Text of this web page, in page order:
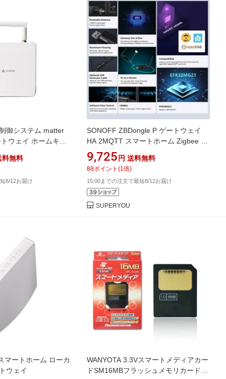
御システム matter
ウェイ ホームキッ
管理 機能 拡張
料無料
8/12お届け
SONOFF ZBDongle P ゲートウェイ
HA 2MQTT スマートホーム Zigbee ブ
リッジ USB ドングル インテリジェン
ト ホーム コントロール システム スマ
ート ホーム デバイス ホーム オートメ
ーション 接続 デバイ
9,725 円 送料無料
88ポイント (1 倍)
15:00までの注文で最短8/12お届け
SUPERYOU
マートホーム ローカ
ウェイ
WANYOTA 3.3Vスマートメディアカー
ドSM16MBフラッシュメモリカードス